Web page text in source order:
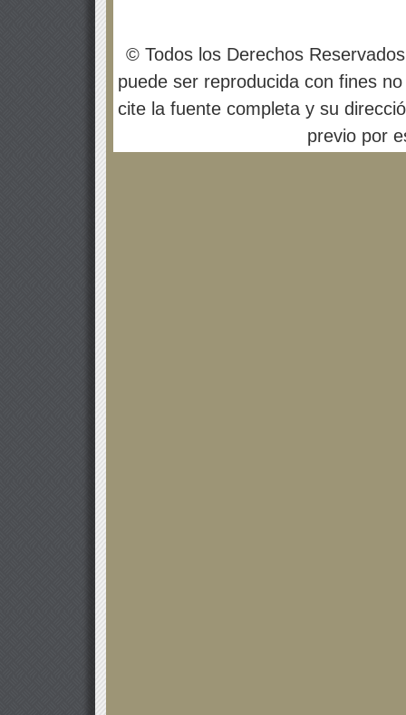
© Todos los Derechos
puede ser reproducida con fines
cite la fuente completa y su
previo por